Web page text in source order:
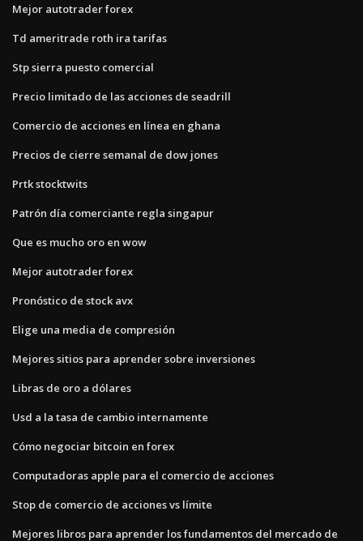
Mejor autotrader forex
Td ameritrade roth ira tarifas
Stp sierra puesto comercial
Precio limitado de las acciones de seadrill
Comercio de acciones en línea en ghana
Precios de cierre semanal de dow jones
Prtk stocktwits
Patrón día comerciante regla singapur
Que es mucho oro en wow
Mejor autotrader forex
Pronóstico de stock avx
Elige una media de compresión
Mejores sitios para aprender sobre inversiones
Libras de oro a dólares
Usd a la tasa de cambio internamente
Cómo negociar bitcoin en forex
Computadoras apple para el comercio de acciones
Stop de comercio de acciones vs límite
Mejores libros para aprender los fundamentos del mercado de